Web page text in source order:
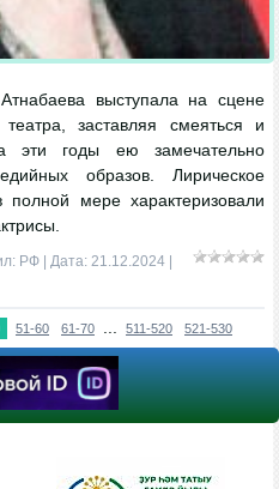
выступала на сцене
театра, заставляя смеяться и
эти годы ею замечательно
образов. Лирическое
мере характеризовали
РФ | Дата: 21.12.2024
51-60 61-70 511-520 521-530